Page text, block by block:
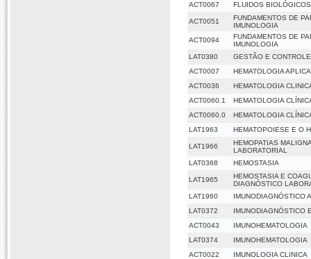
ACT0067
FLUIDOS
ACT0051
FUNDAMENTOS DE
IMUNOLOGIA
ACT0094
FUNDAMENTOS DE
IMUNOLOGIA
LAT0380
GESTÃO E
ACT0007
HEMATOLOGIA
ACT0036
HEMATOLOGIA
ACT0060.1
HEMATOLOGIA
ACT0060.0
HEMATOLOGIA
LAT1963
HEMATOPOIESE E O
LAT1966
HEMOPATIAS
LABORATORIAL
LAT0368
HEMOSTASIA
LAT1965
HEMOSTASIA E
DIAGNÓSTICO
LAT1960
IMUNODIAGNÓSTICO
LAT0372
IMUNODIAGNÓSTICO
ACT0043
IMUNOHEMATOLOGIA
LAT0374
IMUNOHEMATOLOGIA
ACT0022
IMUNOLOGIA CLINICA